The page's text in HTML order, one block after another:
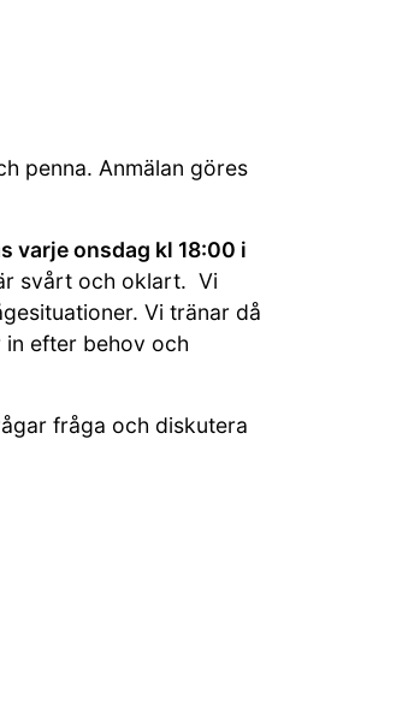
penna. Anmälan göres
varje onsdag kl 18:00 i
svårt och oklart. Vi
Vi tränar då
in efter behov och
fråga och diskutera